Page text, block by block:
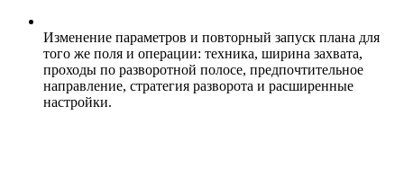
Изменение параметров и повторный запуск плана для
того же поля и операции: техника, ширина захвата,
проходы по разворотной полосе, предпочтительное
направление, стратегия разворота и расширенные
настройки.